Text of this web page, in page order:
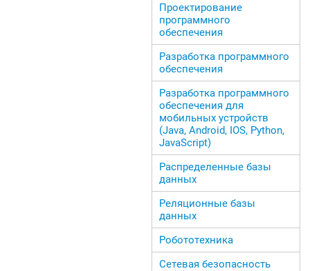
Проектирование
программного
обеспечения
Разработка программного
обеспечения
Разработка программного
обеспечения для
мобильных устройств
(Java, Android, IOS, Python,
JavaScript)
Распределенные базы
данных
Реляционные базы
данных
Робототехника
Сетевая безопасность